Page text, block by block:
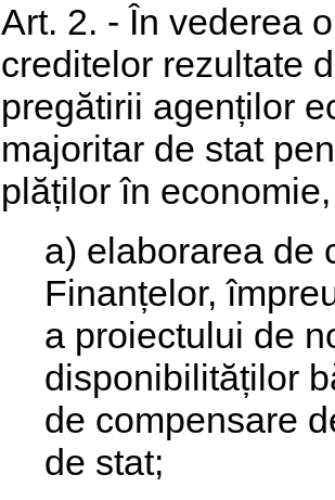
Art. 2. - În vederea
creditelor rezultate
pregătirii agenților
majoritar de stat
plăților în
a) elaborarea de
Finanțelor,
a proiectului de
disponibilităților
de compensare
de stat;